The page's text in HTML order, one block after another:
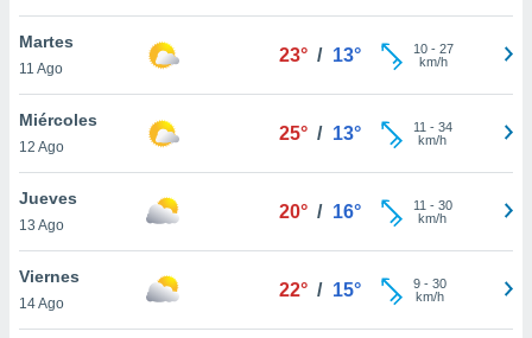
de
Martes
11 Ago
23° / 13° 10- 27
km/h
Miércoles
12 Ago
25° / 13° 11 - 34
km/h
Jueves
13 Ago
20° / 16° 11 - 30
km/h
Viernes
14 Ago
22° / 15° 9- 30
km/h